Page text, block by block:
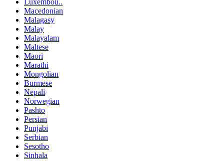
Luxembou..
Macedonian
Malagasy
Malay
Malayalam
Maltese
Maori
Marathi
Mongolian
Burmese
Nepali
Norwegian
Pashto
Persian
Punjabi
Serbian
Sesotho
Sinhala